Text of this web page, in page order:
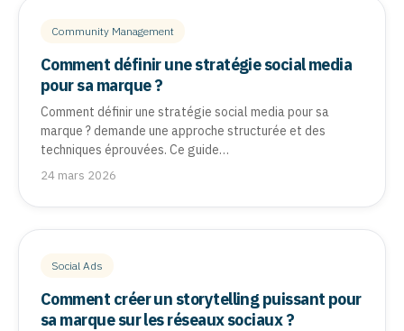
Community Management
Comment définir une stratégie social media
pour sa marque ?
Comment définir une stratégie social media pour sa
marque ? demande une approche structurée et des
techniques éprouvées. Ce guide…
24 mars 2026
Social Ads
Comment créer un storytelling puissant pour
sa marque sur les réseaux sociaux ?